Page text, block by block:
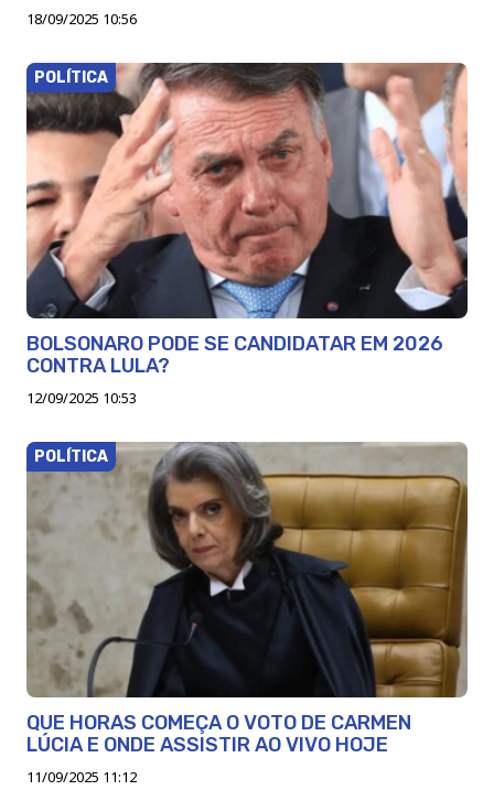
18/09/2025 10:56
POLÍTICA
BOLSONARO PODE SE CANDIDATAR EM 2026
CONTRA LULA?
12/09/2025 10:53
POLÍTICA
QUE HORAS COMEÇA O VOTO DE CARMEN
LÚCIA E ONDE ASSISTIR AO VIVO HOJE
11/09/2025 11:12